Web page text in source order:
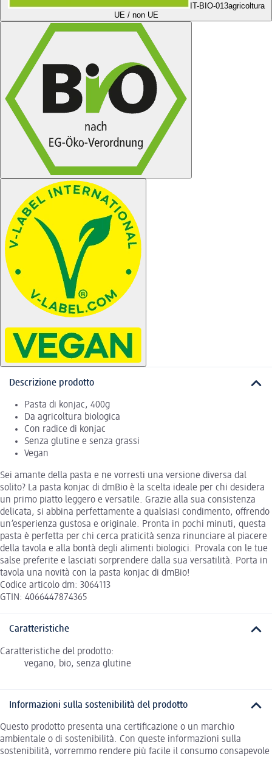
IT-BIO-013agricoltura
UE / non UE
Descrizione prodotto
Pasta di konjac, 400g
Da agricoltura biologica
Con radice di konjac
Senza glutine e senza grassi
Vegan
Sei amante della pasta e ne vorresti una versione diversa dal
solito? La pasta konjac di dmBio è la scelta ideale per chi desidera
un primo piatto leggero e versatile. Grazie alla sua consistenza
delicata, si abbina perfettamente a qualsiasi condimento, offrendo
un’esperienza gustosa e originale. Pronta in pochi minuti, questa
pasta è perfetta per chi cerca praticità senza rinunciare al piacere
della tavola e alla bontà degli alimenti biologici. Provala con le tue
salse preferite e lasciati sorprendere dalla sua versatilità. Porta in
tavola una novità con la pasta konjac di dmBio!
Codice articolo dm: 3064113
GTIN: 4066447874365
Caratteristiche
Caratteristiche del prodotto:
vegano, bio, senza glutine
Informazioni sulla sostenibilità del prodotto
Questo prodotto presenta una certificazione o un marchio
ambientale o di sostenibilità. Con queste informazioni sulla
sostenibilità, vorremmo rendere più facile il consumo consapevole